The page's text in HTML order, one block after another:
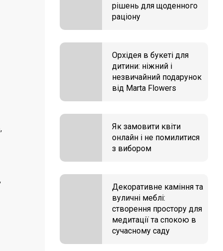
рішень для щоденного
раціону
Орхідея в букеті для
дитини: ніжний і
незвичайний подарунок
від Marta Flowers
Як замовити квіти
онлайн і не помилитися
з вибором
Декоративне каміння та
вуличні меблі:
створення простору для
медитації та спокою в
сучасному саду